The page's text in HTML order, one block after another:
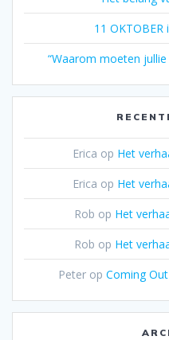
11
“Waarom moeten
Erica op Het
Erica op Het
Rob op Het
Rob op Het
Peter op Coming